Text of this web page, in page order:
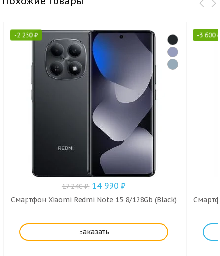
-2 250₽
17 240₽. 14 990₽
Смартфон Xiaomi Redmi Note 15 8/128Gb (Black)
Заказать
-3 600